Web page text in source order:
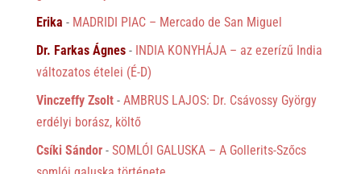
Erika - MADRIDI PIAC – Mercado de San Miguel
Dr. Farkas Ágnes- INDIA KONYHÁJA – az ezerízű India
változatos ételei (É-D)
Vinczeffy Zsolt- AMBRUS LAJOS: Dr. Csávossy György
erdélyi borász, költő
Csíki Sándor- SOMLÓI GALUSKA – A Gollerits-Szőcs